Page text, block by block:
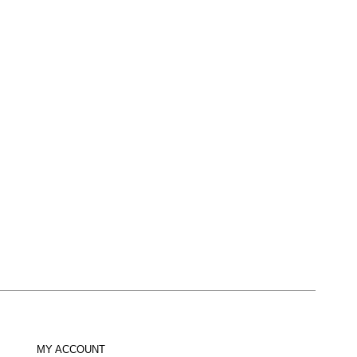
MY ACCOUNT